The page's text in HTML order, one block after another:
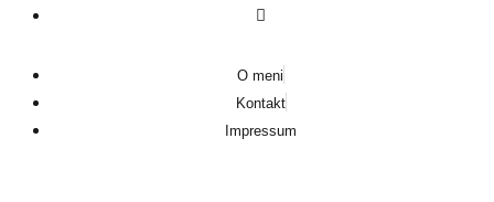
O meni
Kontakt
Impressum